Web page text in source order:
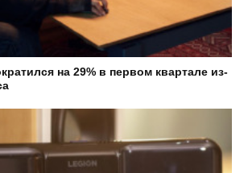
на 29% в первом квартале из-